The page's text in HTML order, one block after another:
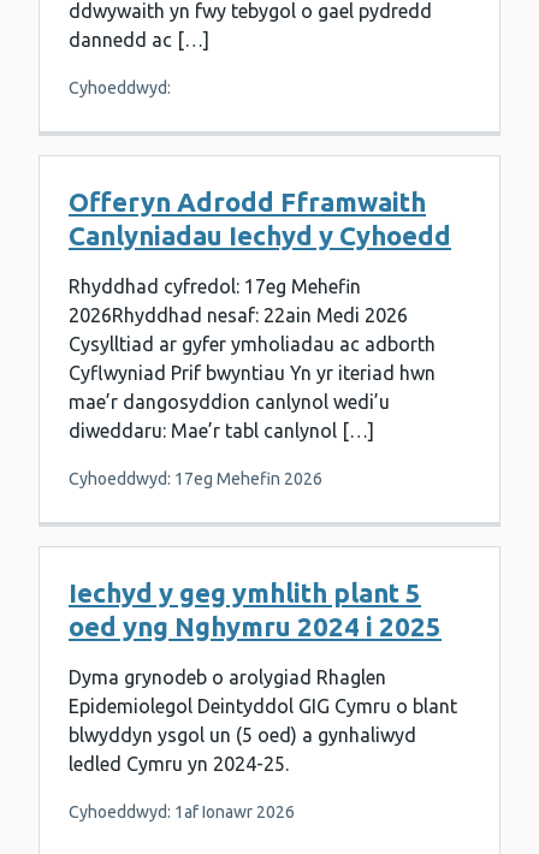
ddwywaith yn fwy tebygol o gael pydredd
dannedd ac […]
Cyhoeddwyd:
Offeryn Adrodd Fframwaith
Canlyniadau Iechyd y Cyhoedd
Rhyddhad cyfredol: 17eg Mehefin
2026Rhyddhad nesaf: 22ain Medi 2026
Cysylltiad ar gyfer ymholiadau ac adborth
Cyflwyniad Prif bwyntiau Yn yr iteriad hwn
mae’r dangosyddion canlynol wedi’u
diweddaru: Mae’r tabl canlynol […]
Cyhoeddwyd: 17eg Mehefin 2026
Iechyd y geg ymhlith plant 5
oed yng Nghymru 2024 i 2025
Dyma grynodeb o arolygiad Rhaglen
Epidemiolegol Deintyddol GIG Cymru o blant
blwyddyn ysgol un (5 oed) a gynhaliwyd
ledled Cymru yn 2024-25.
Cyhoeddwyd: 1af Ionawr 2026